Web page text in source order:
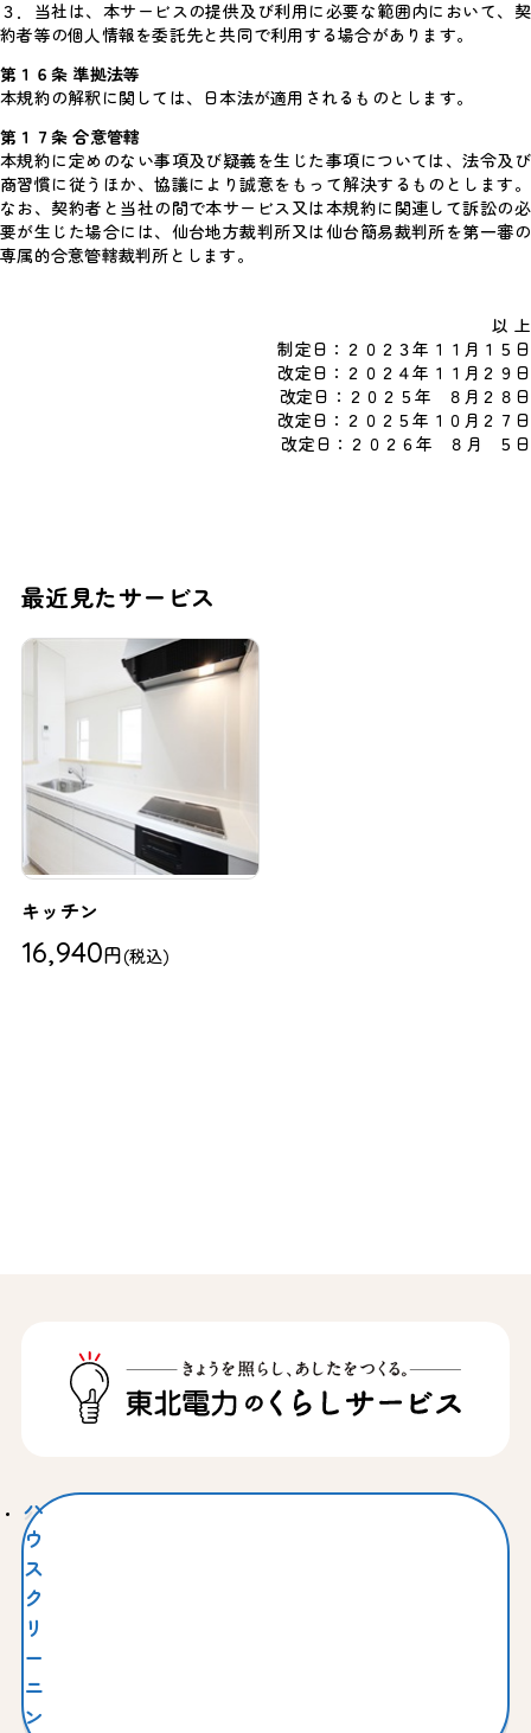
３．当社は、本サービスの提供及び利用に必要な範囲内において、契
約者等の個人情報を委託先と共同で利用する場合があります。
第１６条 準拠法等
本規約の解釈に関しては、日本法が適用されるものとします。
第１７条 合意管轄
本規約に定めのない事項及び疑義を生じた事項については、法令及び
商習慣に従うほか、協議により誠意をもって解決するものとします。
なお、契約者と当社の間で本サービス又は本規約に関連して訴訟の必
要が生じた場合には、仙台地方裁判所又は仙台簡易裁判所を第一審の
専属的合意管轄裁判所とします。
以 上
制定日：２０２３年１１月１５日
改定日：２０２４年１１月２９日
改定日：２０２５年 ８月２８日
改定日：２０２５年１０月２７日
改定日：２０２６年 ８月 ５日
最近見たサービス
キッチン
16,940円(税込)
ハ
ウ
ス
ク
リ
ー
ニ
ン